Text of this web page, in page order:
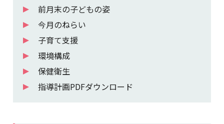
前月末の子どもの姿
今月のねらい
子育て支援
環境構成
保健衛生
指導計画PDFダウンロード